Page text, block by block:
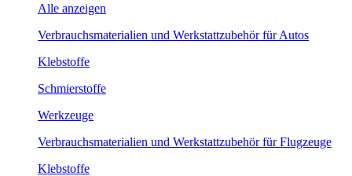
Alle anzeigen
Verbrauchsmaterialien und Werkstattzubehör für Autos
Klebstoffe
Schmierstoffe
Werkzeuge
Verbrauchsmaterialien und Werkstattzubehör für Flugzeuge
Klebstoffe